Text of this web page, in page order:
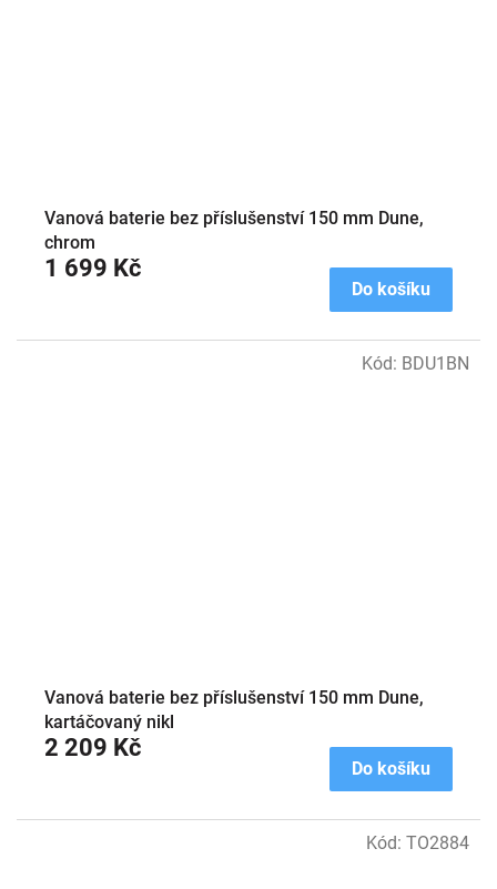
Vanová baterie bez příslušenství 150 mm Dune,
chrom
1 699 Kč
Do košíku
Vanová baterie bez příslušenství 150 mm Dune,
kartáčovaný nikl
2 209 Kč
Do košíku
Kód: BDU1BN
Kód: TO2884